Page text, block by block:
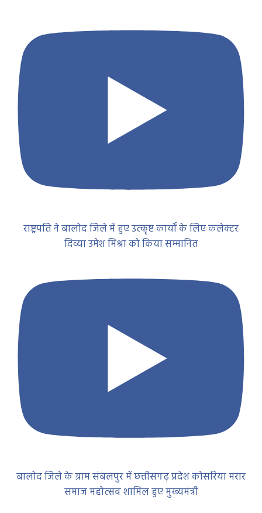
राष्ट्रपति ने बालोद जिले में हुए उत्कृष्ट कार्यों के लिए कलेक्टर
दिव्या उमेश मिश्रा को किया सम्मानित
बालोद जिले के ग्राम संबलपुर में छत्तीसगढ़ प्रदेश कोसरिया मरार
समाज महोत्सव शामिल हुए मुख्यमंत्री